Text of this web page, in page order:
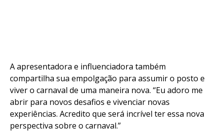
A apresentadora e influenciadora também
compartilha sua empolgação para assumir o posto e
viver o carnaval de uma maneira nova. “Eu adoro me
abrir para novos desafios e vivenciar novas
experiências. Acredito que será incrível ter essa nova
perspectiva sobre o carnaval.”